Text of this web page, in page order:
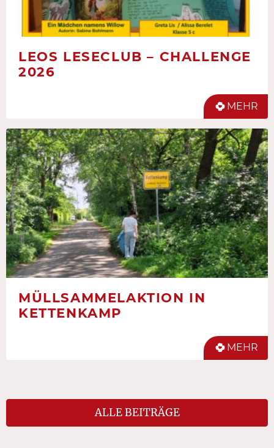
LEOS LESECLUB – CHALLENGE
2026
MEHR
MÜLLSAMMELAKTION IN
KETTENKAMP
MEHR
ALLE BEITRÄGE